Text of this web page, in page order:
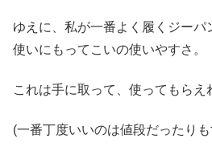
ゆえに、私が一番よく履くジー
使いにもってこいの使いやすさ。
これは手に取って、使ってもらえ
(一番丁度いいのは値段だったり